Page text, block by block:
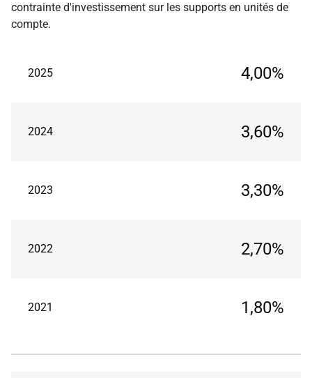
contrainte d'investissement sur les supports en unités de
compte.
2025 4,00%
2024 3,60%
2023 3,30%
2022 2,70%
2021 1,80%